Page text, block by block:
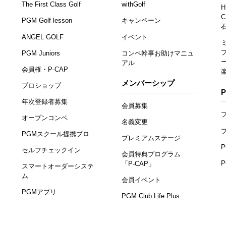
The First Class Golf
PGM Golf lesson
ANGEL GOLF
PGM Juniors
会員権・P-CAP
プロショップ
年次登録者募集
オープンコンペ
PGMスクール提携プロ
セルフチェックイン
スマートオーダーシステ
ム
PGMアプリ
withGolf
キャンペーン
イベント
コンペ幹事お助けマニュ
アル
メンバーシップ
会員募集
名義変更
プレミアムステージ
会員特典プログラム
「P-CAP」
会員イベント
PGM Club Life Plus